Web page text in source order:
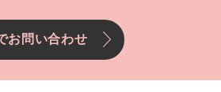
お問い合わせ